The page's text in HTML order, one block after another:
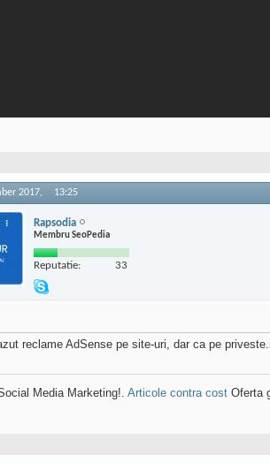
2017, 13:25
Rapsodia
Membru SeoPedia
Reputatie: 33
reclame AdSense pe site-uri, dar ca pe
Media Marketing!. Articole contra cost Oferta